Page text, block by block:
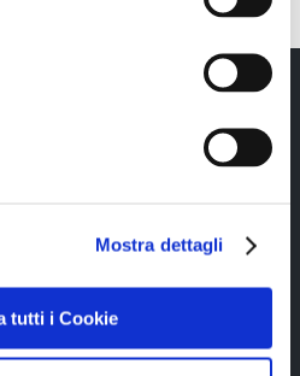
Mostra dettagli
tutti i Cookie
SRL.- P.IVA